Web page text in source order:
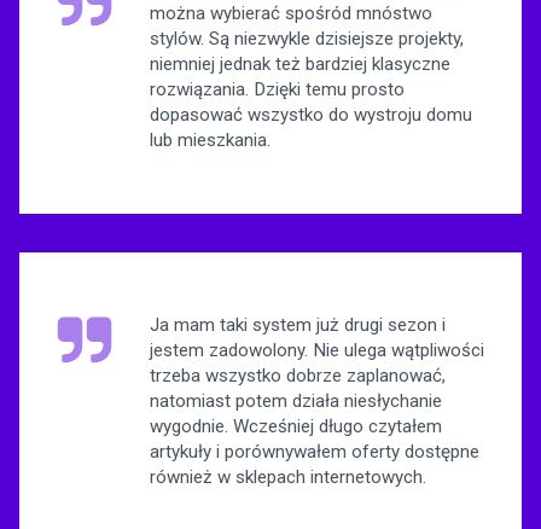
można wybierać spośród mnóstwo
stylów. Są niezwykle dzisiejsze projekty,
niemniej jednak też bardziej klasyczne
rozwiązania. Dzięki temu prosto
dopasować wszystko do wystroju domu
lub mieszkania.
Ja mam taki system już drugi sezon i
jestem zadowolony. Nie ulega wątpliwości
trzeba wszystko dobrze zaplanować,
natomiast potem działa niesłychanie
wygodnie. Wcześniej długo czytałem
artykuły i porównywałem oferty dostępne
również w sklepach internetowych.